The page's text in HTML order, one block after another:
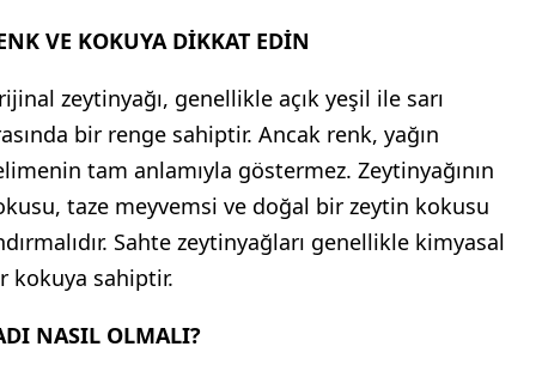
VE KOKUYA DİKKAT EDİN
zeytinyağı, genellikle açık yeşil ile sarı
bir renge sahiptir. Ancak renk, yağın
tam anlamıyla göstermez. Zeytinyağının
taze meyvemsi ve doğal bir zeytin kokusu
Sahte zeytinyağları genellikle kimyasal
kokuya sahiptir.
NASIL OLMALI?